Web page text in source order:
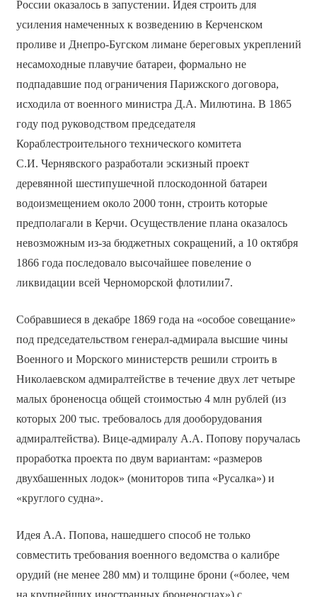
России оказалось в запустении. Идея строить для
усиления намеченных к возведению в Керченском
проливе и Днепро-Бугском лимане береговых укреплений
несамоходные плавучие батареи, формально не
подпадавшие под ограничения Парижского договора,
исходила от военного министра Д.А. Милютина. В 1865
году под руководством председателя
Кораблестроительного технического комитета
С.И. Чернявского разработали эскизный проект
деревянной шестипушечной плоскодонной батареи
водоизмещением около 2000 тонн, строить которые
предполагали в Керчи. Осуществление плана оказалось
невозможным из-за бюджетных сокращений, а 10 октября
1866 года последовало высочайшее повеление о
ликвидации всей Черноморской флотилии7.
Собравшиеся в декабре 1869 года на «особое совещание»
под председательством генерал-адмирала высшие чины
Военного и Морского министерств решили строить в
Николаевском адмиралтействе в течение двух лет четыре
малых броненосца общей стоимостью 4 млн рублей (из
которых 200 тыс. требовалось для дооборудования
адмиралтейства). Вице-адмиралу А.А. Попову поручалась
проработка проекта по двум вариантам: «размеров
двухбашенных лодок» (мониторов типа «Русалка») и
«круглого судна».
Идея А.А. Попова, нашедшего способ не только
совместить требования военного ведомства о калибре
орудий (не менее 280 мм) и толщине брони («более, чем
на крупнейших иностранных броненосцах») с